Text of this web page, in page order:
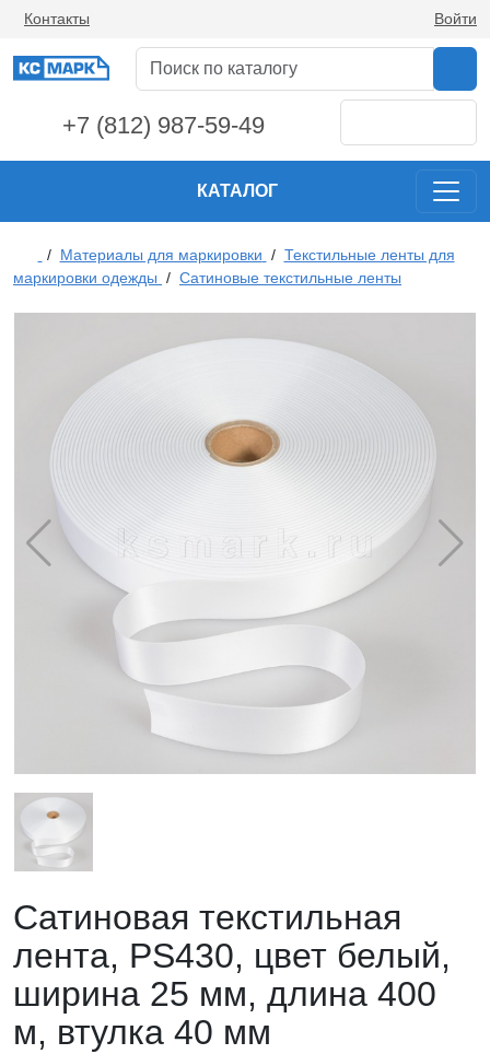
Контакты Войти
+7 (812) 987-59-49
КАТАЛОГ
/ Материалы для маркировки / Текстильные ленты для
маркировки одежды / Сатиновые текстильные ленты
Сатиновая текстильная
лента, PS430, цвет белый,
ширина 25 мм, длина 400
м, втулка 40 мм